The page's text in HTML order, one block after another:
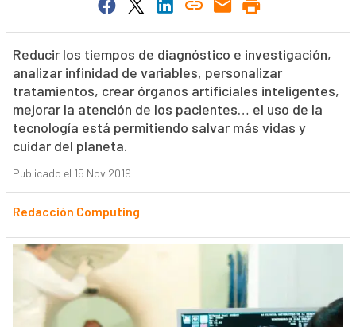
Reducir los tiempos de diagnóstico e investigación,
analizar infinidad de variables, personalizar
tratamientos, crear órganos artificiales inteligentes,
mejorar la atención de los pacientes… el uso de la
tecnología está permitiendo salvar más vidas y
cuidar del planeta.
Publicado el 15 Nov 2019
Redacción Computing